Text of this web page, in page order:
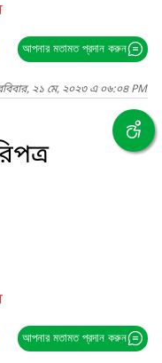
আপনার মতামত প্রদান করুন
২১ মে, ২০২৩ এ ০৬:০৪ PM
আপনার মতামত প্রদান করুন